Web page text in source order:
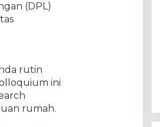
(DPL)
rutin
ini
rumah.